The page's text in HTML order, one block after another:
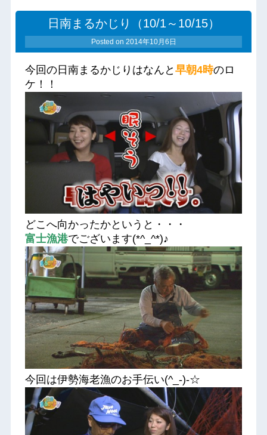
日南まるかじり（10/1～10/15）
Posted on 2014年10月6日
今回の日南まるかじりはなんと 早朝4時のロ
ケ！！
どこへ向かったかというと・・・
富士漁港でございます(*^_^*)♪
今回は伊勢海老漁のお手伝い(^_-)-☆